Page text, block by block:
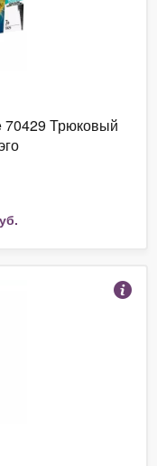
70429 Трюковый